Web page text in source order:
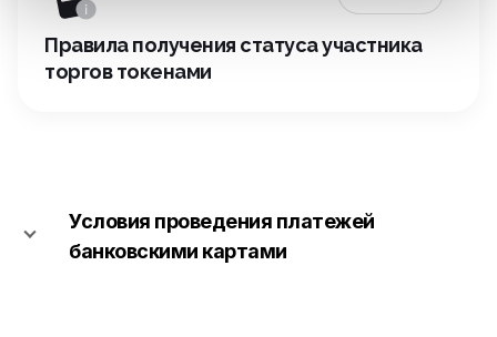
Правила получения статуса участника
торгов токенами
Условия проведения платежей
банковскими картами